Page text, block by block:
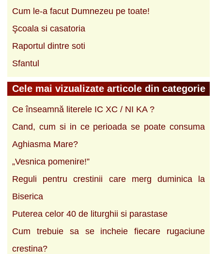
Cum le-a facut Dumnezeu pe toate!
Şcoala si casatoria
Raportul dintre soti
Sfantul
Cele mai vizualizate articole din categorie
Ce înseamnă literele IC XC / NI KA ?
Cand, cum si in ce perioada se poate consuma
Aghiasma Mare?
„Vesnica pomenire!”
Reguli pentru crestinii care merg duminica la
Biserica
Puterea celor 40 de liturghii si parastase
Cum trebuie sa se incheie fiecare rugaciune
crestina?